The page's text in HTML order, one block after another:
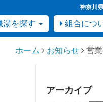
神奈川
を探す 組合につ
ホーム お知らせ 営
アーカイブ